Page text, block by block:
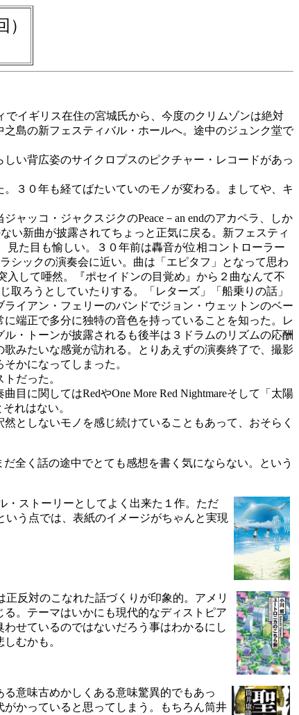
）
イギリス在住の宮城氏から、今度のクリムゾンは絶対
島の新フェスティバル・ホールへ。途中のジュンク堂で
い背広姿のサイクロプスのピクチャー・レコードがあっ
３０年も経てばたいていのモノが変わる。ましてや、キ
ッコ・ジャクスジクのPeace－an endのアカペラ、しか
い新曲が披露されてちょっと正気に戻る。新フェスティ
た目も愉しい。３０年前は轟音が位相コントローラー
シックの演奏会に近い。曲は「エピタフ」となって思わ
して唖然。『ポセイドンの目覚め』から２曲なんて不
取ろうとしていたりする。「レターズ」「船乗りの話」
イアン・フェリーのバンドでジョン・ウェットンのベー
端正で多分に独特の音色を持っていることを知った。レ
・トーンが披露されるも後半は３ドラムのリズムの応酬
みたいな感覚が訪れる。とりあえずの演奏終了で、撮影
かになってしまった。
だった。
に関してはRedやOne More Red Nightmareそして「太陽
れはない。
としないモノを感じ続けていることもあって、おそらく
だ全く話の途中でとても感想を書く気にならない。という
・ストーリーとしてよく出来た１作。ただ
う点では、表紙のイメージがちゃんと実現
反対のこなれた話づくりが印象的。アメリ
。テーマはいかにも現代的なディストピア
せているのではないだろう事はわかるにし
むかも。
意味古めかしくある意味驚異的でもあっ
かっていると思ってしまう。もちろん筒井